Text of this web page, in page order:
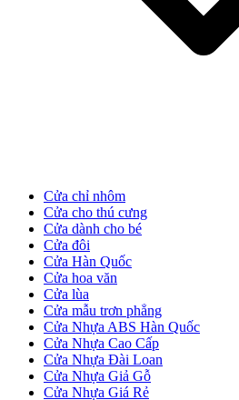
Cửa Gỗ Tự Nhiên
Cửa gỗ An Cường
Cửa chỉ nhôm
Cửa cho thú cưng
Cửa dành cho bé
Cửa đôi
Cửa Hàn Quốc
Cửa hoa văn
Cửa lùa
Cửa mẫu trơn phẳng
Cửa Nhựa ABS Hàn Quốc
Cửa Nhựa Cao Cấp
Cửa Nhựa Đài Loan
Cửa Nhựa Giả Gỗ
Cửa Nhựa Giá Rẻ